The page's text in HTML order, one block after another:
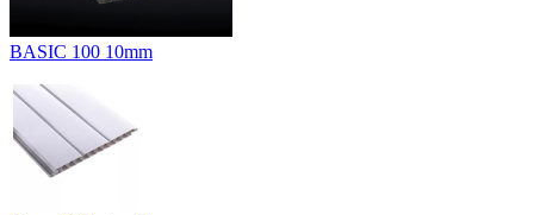
BASIC 100 10mm